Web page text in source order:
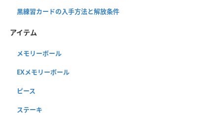
黒練習カードの入手方法と解放条件
アイテム
メモリーボール
EXメモリーボール
ピース
ステーキ